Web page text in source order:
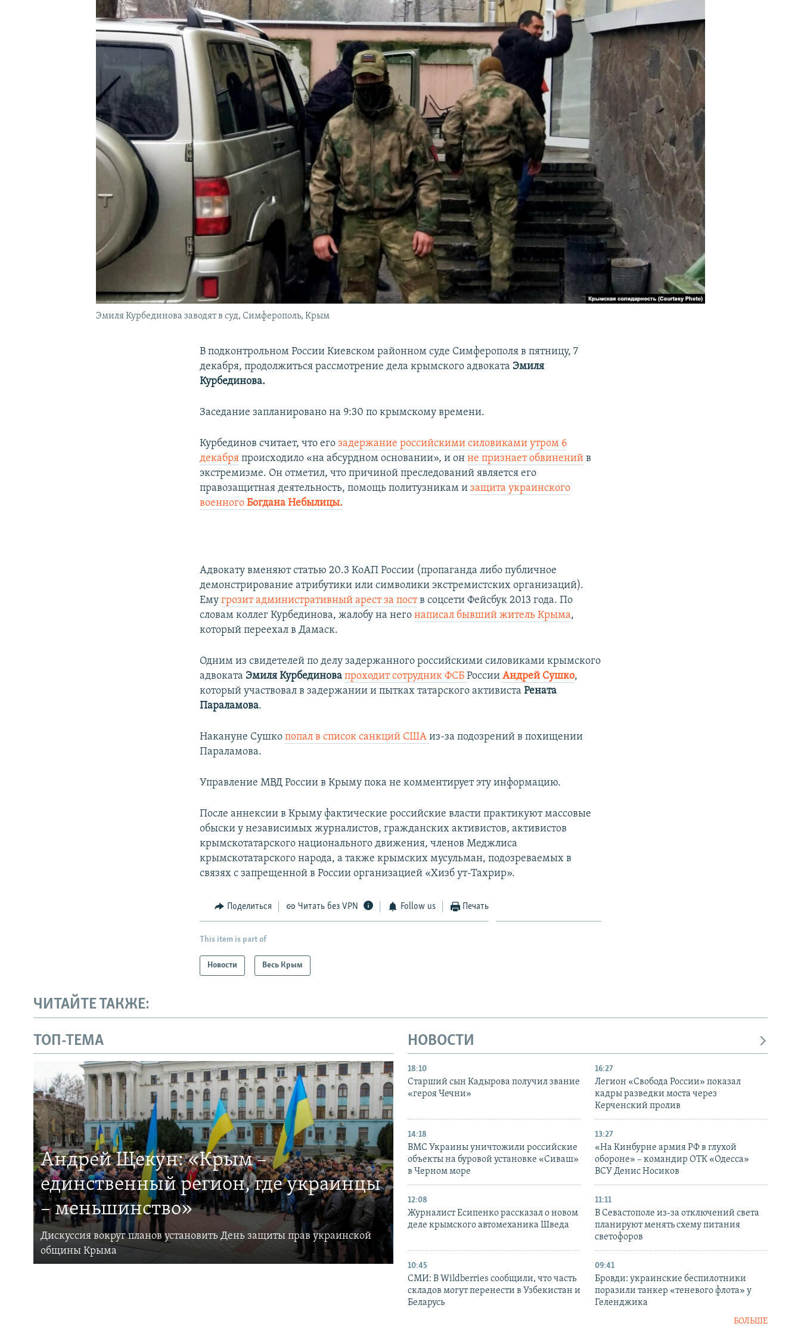
КРЫМ.НЕПОКОРЕННЫЙ
Эмиля Курбединова заводят в суд, Симферополь, Крым
В подконтрольном России Киевском районном суде Симферополя в пятницу, 7
декабря, продолжиться рассмотрение дела крымского адвоката Эмиля
Курбединова.
Заседание запланировано на 9:30 по крымскому времени.
Курбединов считает, что егозадержание российскими силовиками утром 6
декабря происходило «на абсурдном основании», и онне признает обвинений в
экстремизме. Он отметил, что причиной преследований является его
правозащитная деятельность, помощь политузникам изащита украинского
военногоБогдана Небылицы.
Адвокату вменяют статью 20.3 КоАП России (пропаганда либо публичное
демонстрирование атрибутики или символики экстремистских организаций).
Емугрозит административный арест за поств соцсети Фейсбук 2013 года. По
словам коллег Курбединова, жалобу на негонаписал бывший житель Крыма,
который переехал в Дамаск.
Одним из свидетелей по делу задержанного российскими силовиками крымского
адвоката Эмиля Курбединова проходит сотрудник ФСБРоссииАндрей Сушко,
который участвовал в задержании и пытках татарского активистаРената
Параламова.
Накануне Сушкопопал в список санкций СШАиз-за подозрений в похищении
Параламова.
Управление МВД России в Крыму пока не комментирует эту информацию.
После аннексии в Крыму фактические российские власти практикуют массовые
обыски у независимых журналистов, гражданских активистов, активистов
крымскотатарского национального движения, членов Меджлиса
крымскотатарского народа, а также крымских мусульман, подозреваемых в
связях с запрещенной в России организацией «Хизб ут-Тахрир».
Поделиться Читать без VPN Follow us Печать
This item is part of
Новости Весь Крым
ЧИТАЙТЕ ТАКЖЕ:
ТОП-ТЕМА
Андрей Щекун: «Крым –
единственный регион, где украинцы
– меньшинство»
Дискуссия вокруг планов установить День защиты прав украинской
общины Крыма
НОВОСТИ
18:10
Старший сын Кадырова получил звание
«героя Чечни»
16:27
Легион «Свобода России» показал
кадры разведки моста через
Керченский пролив
14:18
ВМС Украины уничтожили российские
объекты на буровой установке «Сиваш»
в Черном море
13:27
«На Кинбурне армия РФ в глухой
обороне» – командир ОТК «Одесса»
ВСУ Денис Носиков
12:08
Журналист Есипенко рассказал о новом
деле крымского автомеханика Шведа
11:11
В Севастополе из-за отключений света
планируют менять схему питания
светофоров
10:45
СМИ: В Wildberries сообщили, что часть
складов могут перенести в Узбекистан и
Беларусь
09:41
Бровди: украинские беспилотники
поразили танкер «теневого флота» у
Геленджика
БОЛЬШЕ